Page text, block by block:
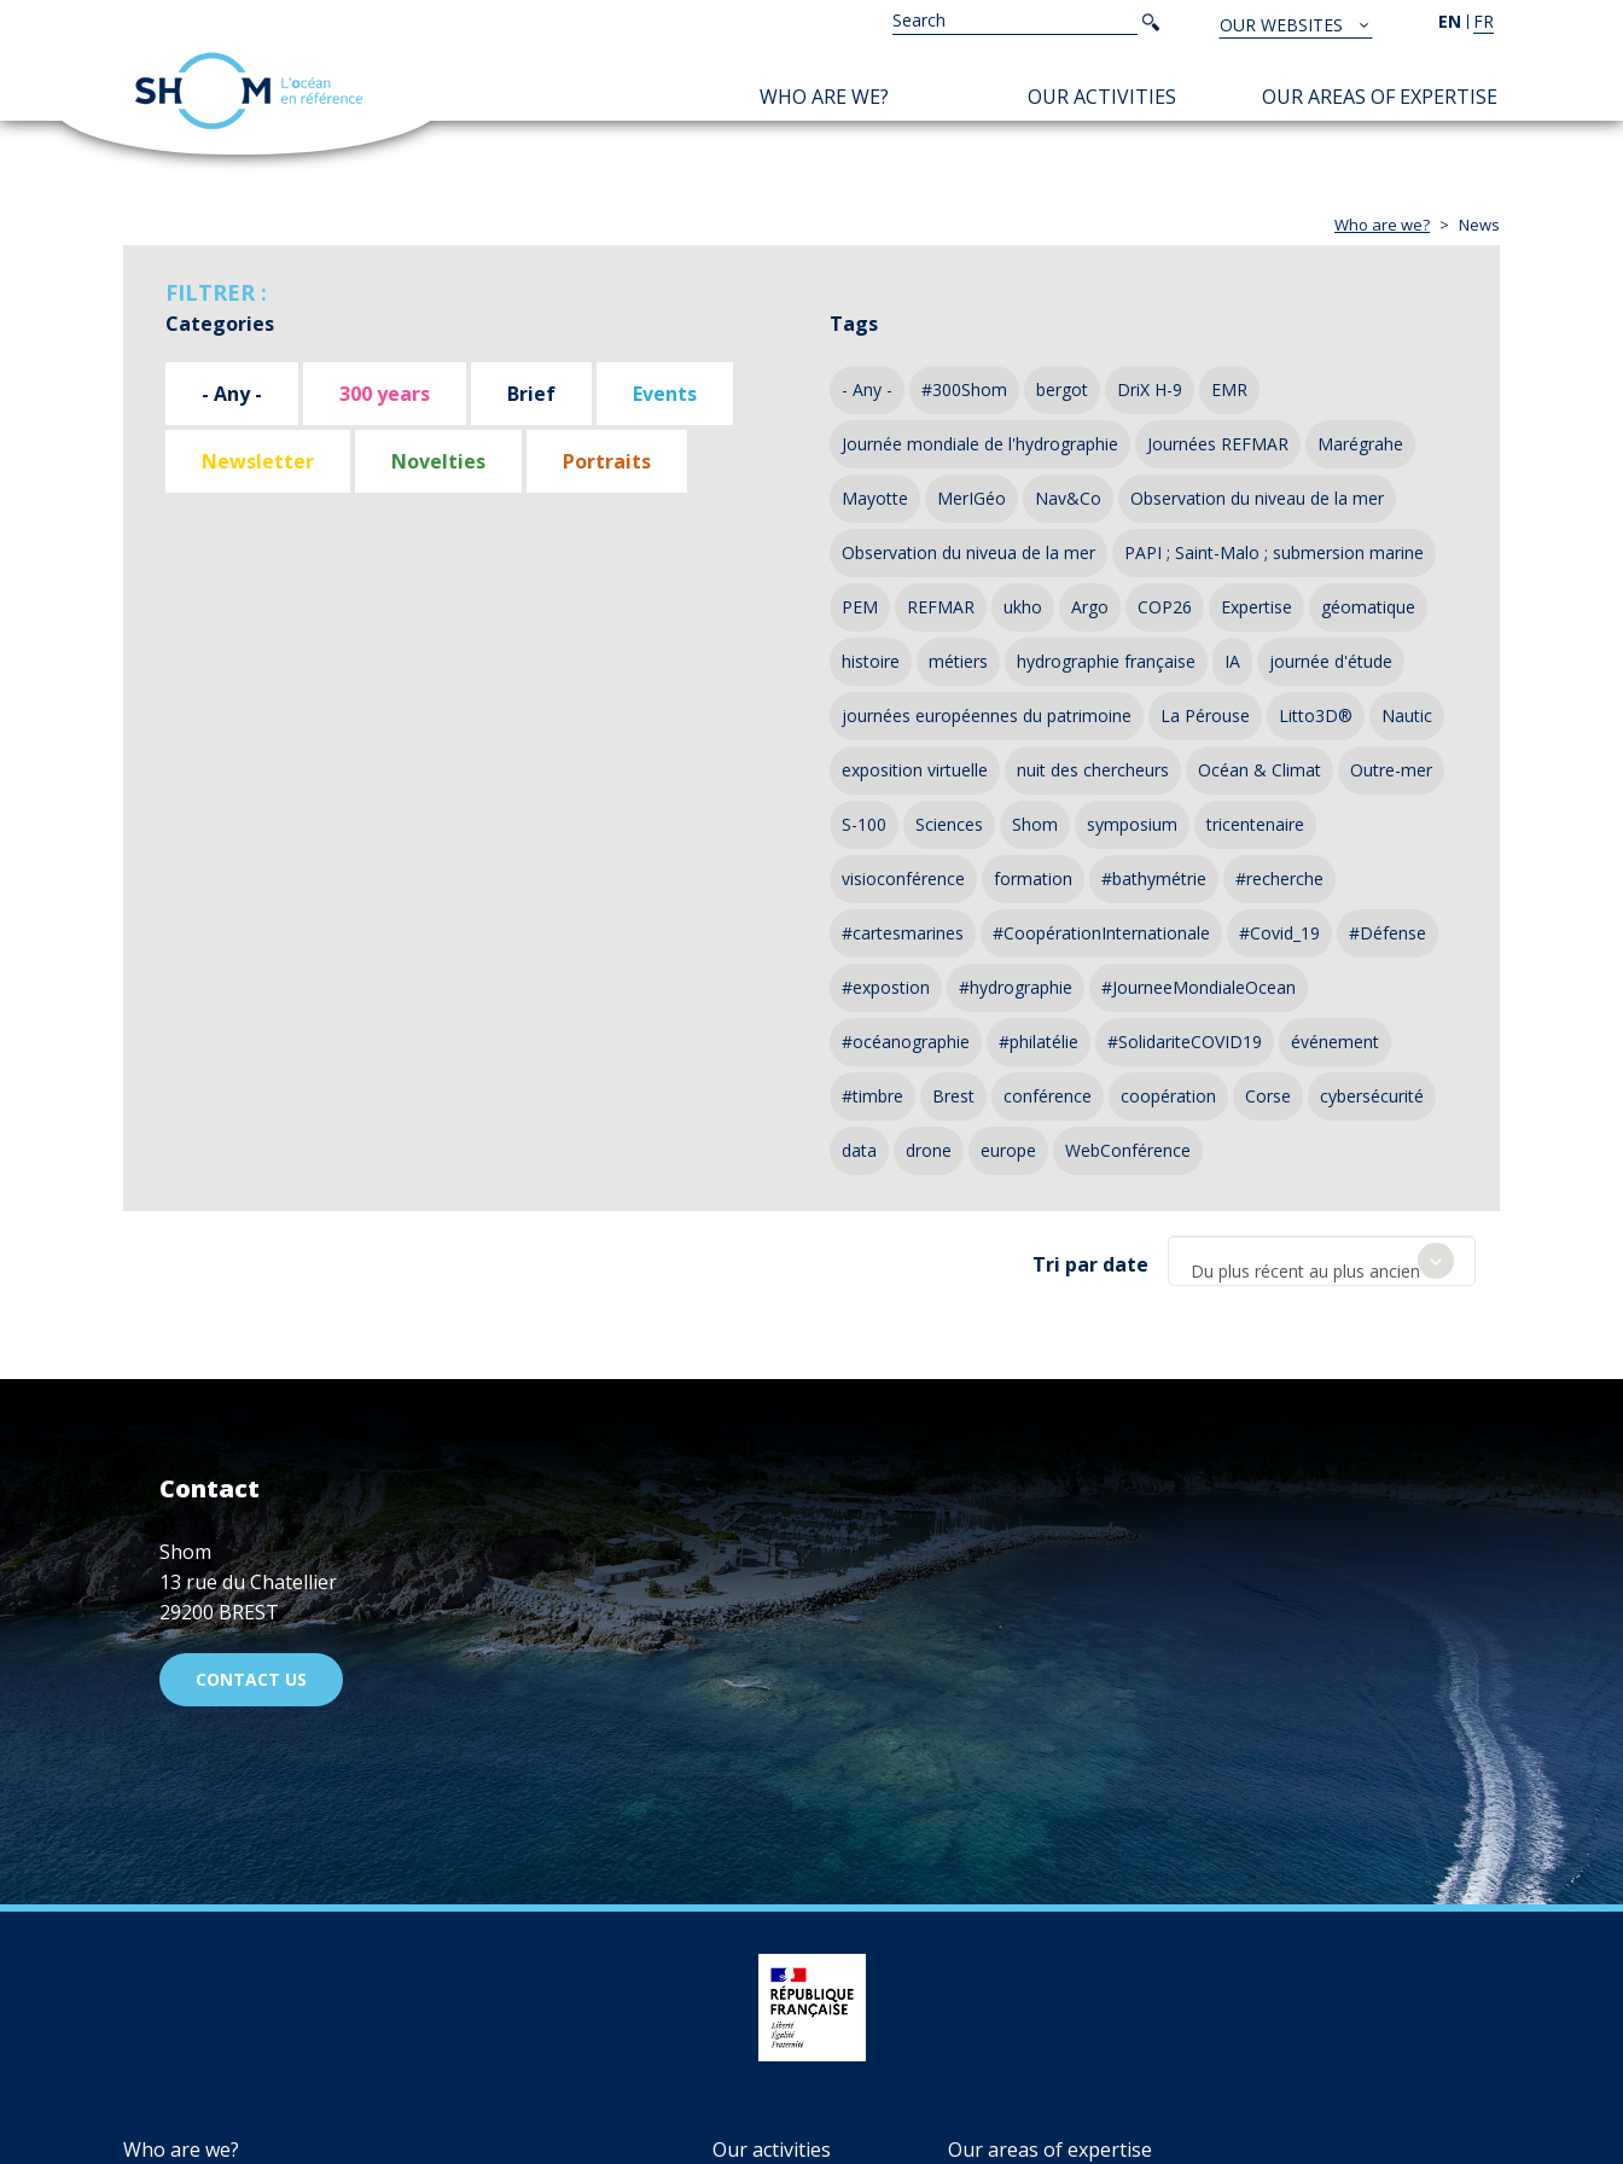
Skip
EN FR
TOUS
NOS
SITES
OUR WEBSITES
Search
Search
NAVIGATION
PRINCIPALE
WHO ARE WE? OUR ACTIVITIES OUR AREAS OF EXPERTISE
Who are we? News
FILTRER :
Categories
- Any - 300 years Brief Events
Newsletter Novelties Portraits
Tags
- Any - #300Shom bergot DriX H-9 EMR
Journée mondiale de l'hydrographie Journées REFMAR Marégrahe
Mayotte MerIGéo Nav&Co Observation du niveau de la mer
Observation du niveua de la mer PAPI ; Saint-Malo ; submersion marine
PEM REFMAR ukho Argo COP26 Expertise géomatique
histoire métiers hydrographie française IA journée d'étude
journées européennes du patrimoine La Pérouse Litto3D® Nautic
exposition virtuelle nuit des chercheurs Océan & Climat Outre-mer
S-100 Sciences Shom symposium tricentenaire
visioconférence formation #bathymétrie #recherche
#cartesmarines #CoopérationInternationale #Covid_19 #Défense
#expostion #hydrographie #JourneeMondialeOcean
#océanographie #philatélie #SolidariteCOVID19 événement
#timbre Brest conférence coopération Corse cybersécurité
data drone europe WebConférence
Tri par date Du plus récent au plus ancien
Contact
Shom
13 rue du Chatellier
29200 BREST
CONTACT US
NAVIGATION
Who are we? Our activities Our areas of expertise